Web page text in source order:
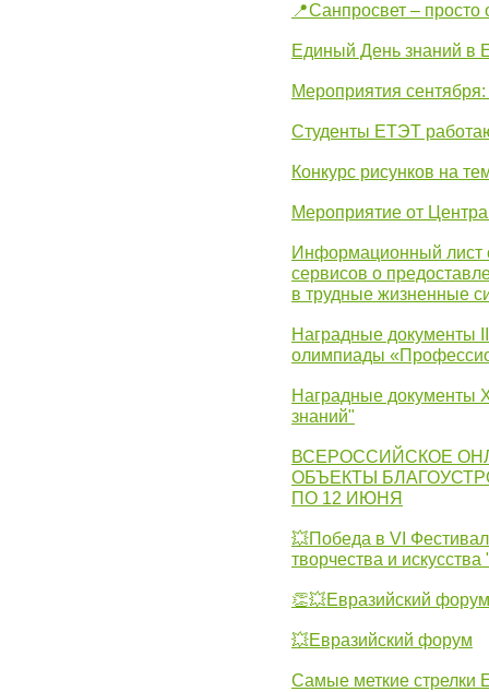
📍Санпросвет –
Единый День знаний в
Мероприятия
Студенты ЕТЭТ
Конкурс рисунков на
Мероприятие от
Информационный лист
сервисов о
в трудные жизненные
Наградные документы
олимпиады
Наградные документы
знаний"
ВСЕРОССИЙСКОЕ
ОБЪЕКТЫ
ПО 12 ИЮНЯ
💥Победа в VI
творчества и
👏💥Евразийский форум
💥Евразийский форум
Самые меткие стрелки